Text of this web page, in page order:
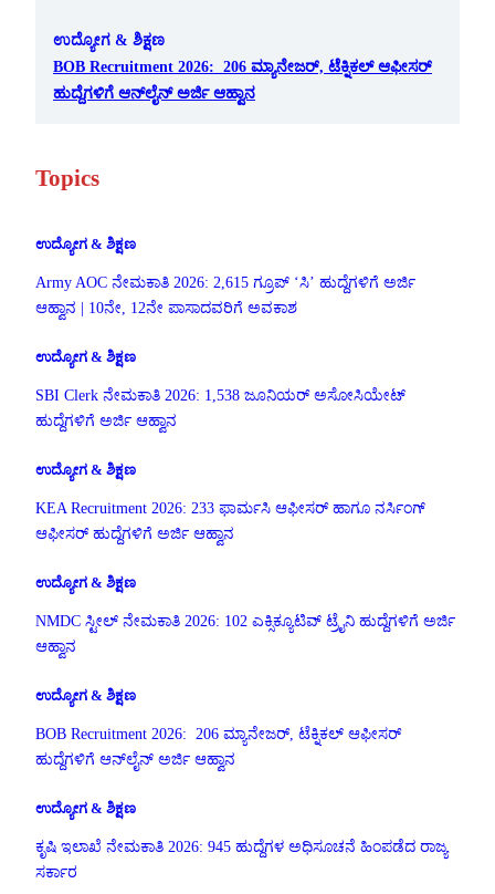
ಉದ್ಯೋಗ & ಶಿಕ್ಷಣ
BOB Recruitment 2026: 206 ಮ್ಯಾನೇಜರ್, ಟೆಕ್ನಿಕಲ್ ಆಫೀಸರ್
ಹುದ್ದೆಗಳಿಗೆ ಆನ್‌ಲೈನ್ ಅರ್ಜಿ ಆಹ್ವಾನ
Topics
ಉದ್ಯೋಗ & ಶಿಕ್ಷಣ
Army AOC ನೇಮಕಾತಿ 2026: 2,615 ಗ್ರೂಪ್ ‘ಸಿ’ ಹುದ್ದೆಗಳಿಗೆ ಅರ್ಜಿ
ಆಹ್ವಾನ | 10ನೇ, 12ನೇ ಪಾಸಾದವರಿಗೆ ಅವಕಾಶ
ಉದ್ಯೋಗ & ಶಿಕ್ಷಣ
SBI Clerk ನೇಮಕಾತಿ 2026: 1,538 ಜೂನಿಯರ್ ಅಸೋಸಿಯೇಟ್
ಹುದ್ದೆಗಳಿಗೆ ಅರ್ಜಿ ಆಹ್ವಾನ
ಉದ್ಯೋಗ & ಶಿಕ್ಷಣ
KEA Recruitment 2026: 233 ಫಾರ್ಮಸಿ ಆಫೀಸರ್ ಹಾಗೂ ನರ್ಸಿಂಗ್
ಆಫೀಸರ್ ಹುದ್ದೆಗಳಿಗೆ ಅರ್ಜಿ ಆಹ್ವಾನ
ಉದ್ಯೋಗ & ಶಿಕ್ಷಣ
NMDC ಸ್ಟೀಲ್ ನೇಮಕಾತಿ 2026: 102 ಎಕ್ಸಿಕ್ಯೂಟಿವ್ ಟ್ರೈನಿ ಹುದ್ದೆಗಳಿಗೆ ಅರ್ಜಿ
ಆಹ್ವಾನ
ಉದ್ಯೋಗ & ಶಿಕ್ಷಣ
BOB Recruitment 2026: 206 ಮ್ಯಾನೇಜರ್, ಟೆಕ್ನಿಕಲ್ ಆಫೀಸರ್
ಹುದ್ದೆಗಳಿಗೆ ಆನ್‌ಲೈನ್ ಅರ್ಜಿ ಆಹ್ವಾನ
ಉದ್ಯೋಗ & ಶಿಕ್ಷಣ
ಕೃಷಿ ಇಲಾಖೆ ನೇಮಕಾತಿ 2026: 945 ಹುದ್ದೆಗಳ ಅಧಿಸೂಚನೆ ಹಿಂಪಡೆದ ರಾಜ್ಯ
ಸರ್ಕಾರ